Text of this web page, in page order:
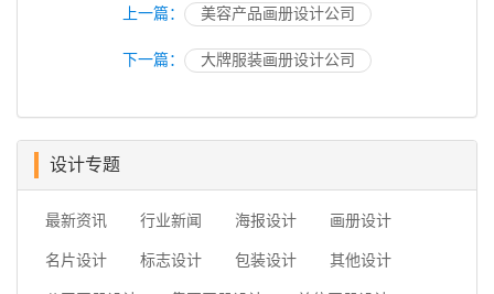
上一篇： 美容产品画册设计公司
下一篇： 大牌服装画册设计公司
设计专题
最新资讯 行业新闻 海报设计 画册设计
名片设计 标志设计 包装设计 其他设计